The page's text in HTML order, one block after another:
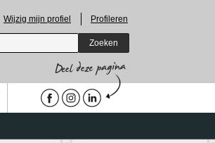
Wijzig mijn profiel Profileren
Zoeken